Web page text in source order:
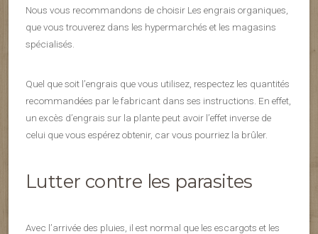
Nous vous recommandons de choisir Les engrais organiques,
que vous trouverez dans les hypermarchés et les magasins
spécialisés.
Quel que soit l’engrais que vous utilisez, respectez les quantités
recommandées par le fabricant dans ses instructions. En effet,
un excès d’engrais sur la plante peut avoir l’effet inverse de
celui que vous espérez obtenir, car vous pourriez la brûler.
Lutter contre les parasites
Avec l’arrivée des pluies, il est normal que les escargots et les